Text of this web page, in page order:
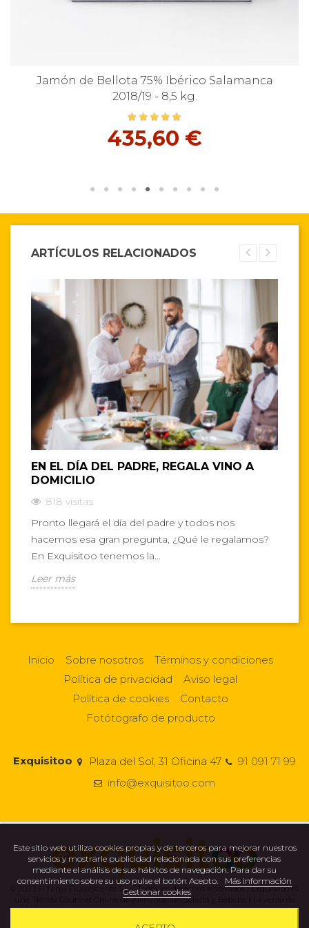
Jamón de Bellota 75% Ibérico Salamanca
2018/19 - 8,5 kg.
435,60 €
ARTÍCULOS RELACIONADOS
EN EL DÍA DEL PADRE, REGALA VINO A
DOMICILIO
818 visitas
Pronto llegará el día del padre y todos nos
hacemos esa gran pregunta, ¿Qué le regalamos?
En Exquisitoo tenemos la...
Leer más
Inicio Sobre nosotros
Términos y condiciones
Política de privacidad
Aviso legal
Política de cookies
Contacto
Fotótografo de producto
Exquisitoo Plaza del Sol, 31 Oficina 47
91 091 71 99
info@exquisitoo.com
Este sitio web utiliza cookies propias y de terceros para mejorar nuestros
servicios y mostrarle publicidad relacionada con sus preferencias
mediante el análisis de sus hábitos de navegación. Para dar su
consentimiento sobre su uso pulse el botón Acepto.
Más información
Gestionar cookies
© 2023 El Ninja Fluorescente S.L – Todos los derechos reservados | Exquisitoo es
una Tienda Gourmet Online de Alimentación Selecta y Bebidas | La venta de
alcohol está prohibida a menores de 18 años.